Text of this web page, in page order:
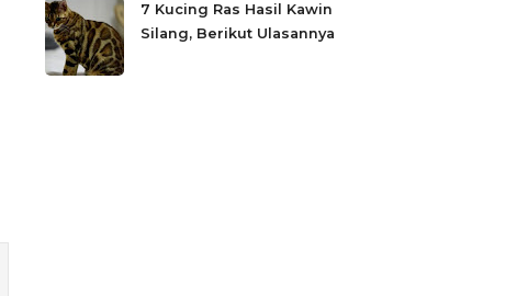
7 Kucing Ras Hasil Kawin
Silang, Berikut Ulasannya